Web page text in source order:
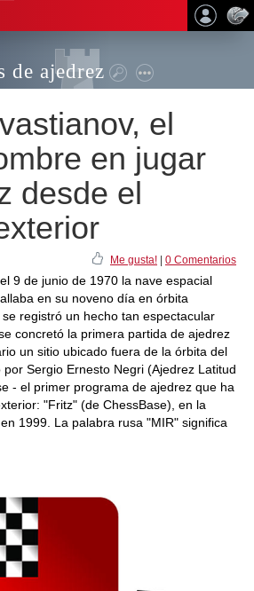
de ajedrez
el
en jugar
desde el
Me gusta! 0 Comentarios
9 de junio de 1970 la nave espacial
en su noveno día en órbita
registró un hecho tan espectacular
concretó la primera partida de ajedrez
un sitio ubicado fuera de la órbita del
Sergio Ernesto Negri (Ajedrez Latitud
- el primer programa de ajedrez que ha
"Fritz" (de ChessBase), en la
1999. La palabra rusa "MIR" significa